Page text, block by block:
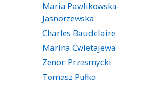
Maria Pawlikowska-
Jasnorzewska
Charles Baudelaire
Marina Cwietajewa
Zenon Przesmycki
Tomasz Pułka